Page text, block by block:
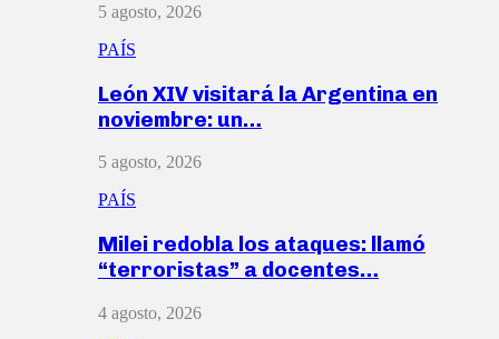
5 agosto, 2026
PAÍS
León XIV visitará la Argentina en
noviembre: un…
5 agosto, 2026
PAÍS
Milei redobla los ataques: llamó
“terroristas” a docentes…
4 agosto, 2026